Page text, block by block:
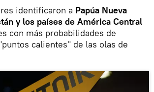
identificaron a Papúa Nueva
y los países de América Central
con más probabilidades de
calientes" de las olas de